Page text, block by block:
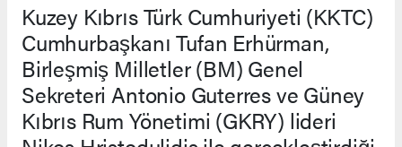
Kuzey Kıbrıs Türk Cumhuriyeti (KKTC)
Cumhurbaşkanı Tufan Erhürman,
Birleşmiş Milletler (BM) Genel
Sekreteri Antonio Guterres ve Güney
Kıbrıs Rum Yönetimi (GKRY) lideri